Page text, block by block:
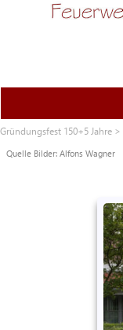
Direkt zum Seiteninhalt
Gründungsfest 150+5 Jahre >
Quelle Bilder: Alfons Wagner